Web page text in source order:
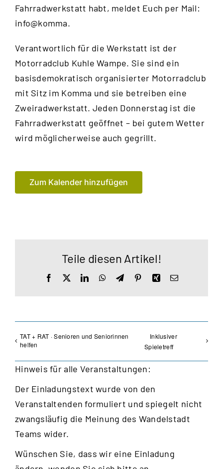
Fahrradwerkstatt habt, meldet Euch per Mail:
info@komma.
Verantwortlich für die Werkstatt ist der
Motorradclub Kuhle Wampe. Sie sind ein
basisdemokratisch organisierter Motorradclub
mit Sitz im Komma und sie betreiben eine
Zweiradwerkstatt. Jeden Donnerstag ist die
Fahrradwerkstatt geöffnet – bei gutem Wetter
wird möglicherweise auch gegrillt.
Zum Kalender hinzufügen
Teile diesen Artikel!
Facebook LinkedInWhatsApp
TelegramPinterestXingE-
TAT + RAT · Senioren und Seniorinnen
helfen
Inklusiver
Spieletreff
Hinweis für alle Veranstaltungen:
Der Einladungstext wurde von den
Veranstaltenden formuliert und spiegelt nicht
zwangsläufig die Meinung des Wandelstadt
Teams wider.
Wünschen Sie, dass wir eine Einladung